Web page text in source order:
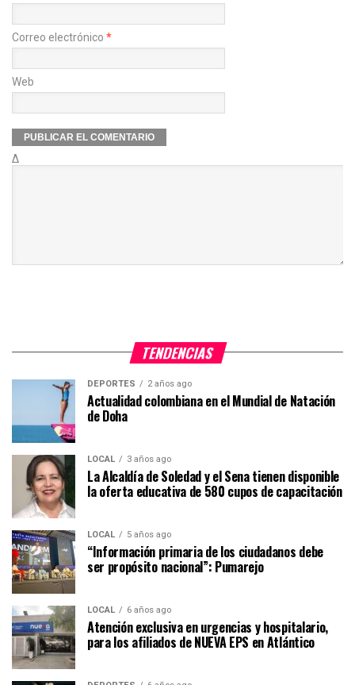
Correo electrónico *
Web
Δ
TENDENCIAS
DEPORTES 2 años ago
Actualidad colombiana en el Mundial de Natación
de Doha
LOCAL 3 años ago
La Alcaldía de Soledad y el Sena tienen disponible
la oferta educativa de 580 cupos de capacitación
LOCAL 5 años ago
“Información primaria de los ciudadanos debe
ser propósito nacional”: Pumarejo
LOCAL 6 años ago
Atención exclusiva en urgencias y hospitalario,
para los afiliados de NUEVA EPS en Atlántico